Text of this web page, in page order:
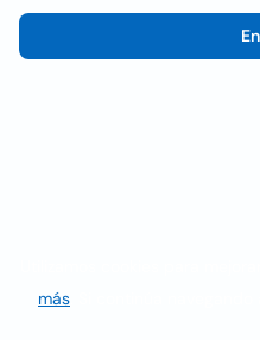
Utilizamos cookies para
más